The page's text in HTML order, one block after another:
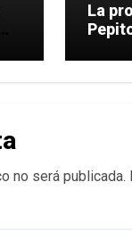
La
Pepito: A ver Pepito,
no será publicada.